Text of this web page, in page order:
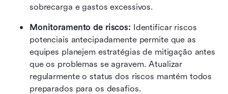
sobrecarga e gastos excessivos.
Monitoramento de riscos: Identificar riscos
potenciais antecipadamente permite que as
equipes planejem estratégias de mitigação antes
que os problemas se agravem. Atualizar
regularmente o status dos riscos mantém todos
preparados para os desafios.